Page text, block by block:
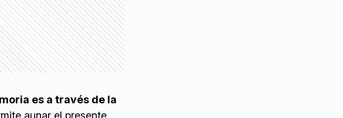
es a través de la
aunar el presente,